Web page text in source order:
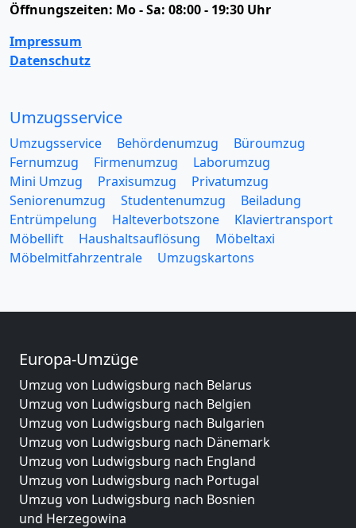
Öffnungszeiten: Mo - Sa: 08:00 - 19:30 Uhr
Impressum
Datenschutz
Umzugsservice
Umzugsservice Behördenumzug
Büroumzug
Fernumzug
Firmenumzug
Laborumzug
Mini Umzug
Praxisumzug
Privatumzug
Seniorenumzug
Studentenumzug
Beiladung
Entrümpelung
Halteverbotszone
Klaviertransport
Möbellift
Haushaltsauflösung
Möbeltaxi
Möbelmitfahrzentrale
Umzugskartons
Europa-Umzüge
Umzug von Ludwigsburg nach Belarus
Umzug von Ludwigsburg nach Belgien
Umzug von Ludwigsburg nach Bulgarien
Umzug von Ludwigsburg nach Dänemark
Umzug von Ludwigsburg nach England
Umzug von Ludwigsburg nach Portugal
Umzug von Ludwigsburg nach Bosnien
und Herzegowina